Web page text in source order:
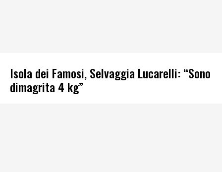
Isola dei Famosi, Selvaggia Lucarelli: “Sono
dimagrita 4 kg”